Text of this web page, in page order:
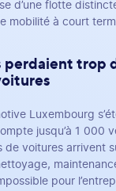
d’une flotte
mobilité à court
perdaient trop
Luxembourg
jusqu’à 1 000
de voitures arrivent
pour